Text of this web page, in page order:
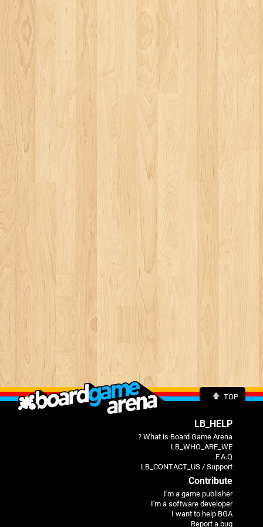
TOP
LB_HELP
What is Board Game Arena ?
LB_WHO_ARE_WE
F.A.Q.
LB_CONTACT_US / Support
Contribute
I'm a game publisher
I'm a software developer
I want to help BGA
Report a bug